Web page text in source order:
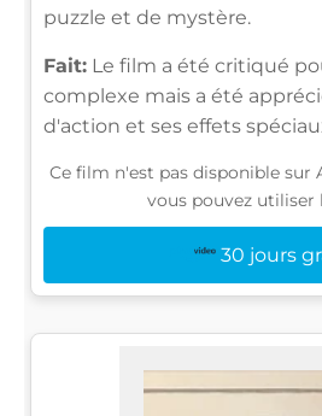
puzzle et de mystère.
Fait: Le film a été critiqué
complexe mais a été
d'action et ses effets
Ce film n'est pas disponible sur
vous pouvez utiliser
30 jours